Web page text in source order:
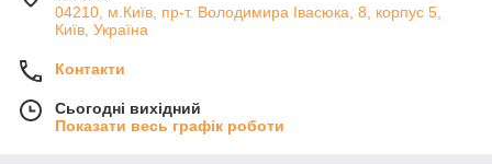
04210, м.Київ, пр-т. Володимира Івасюка, 8, корпус 5,
Київ, Україна
Контакти
Сьогодні вихідний
Показати весь графік роботи